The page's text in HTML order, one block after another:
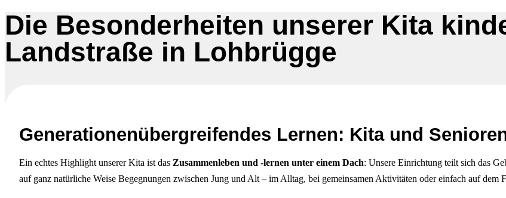
Die Besonderheiten unserer Kita
Landstraße in Lohbrügge
Generationenübergreifendes Lernen: Kita und
Ein echtes Highlight unserer Kita ist das Zusammenleben und -lernen unter einem Dach: Unsere Einrichtung teilt sich das
auf ganz natürliche Weise Begegnungen zwischen Jung und Alt – im Alltag, bei gemeinsamen Aktivitäten oder einfach auf dem